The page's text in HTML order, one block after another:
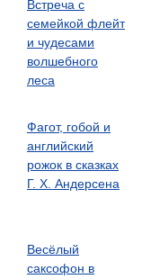
Встреча с
семейкой флейт
и чудесами
волшебного
леса
Фагот, гобой и
английский
рожок в сказках
Г. Х. Андерсена
Весёлый
саксофон в